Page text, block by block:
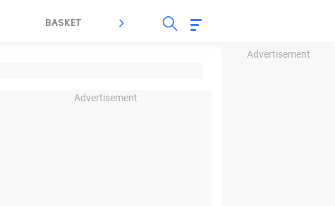
Advertisement
BASKET SPORT LAIN
Advertisement